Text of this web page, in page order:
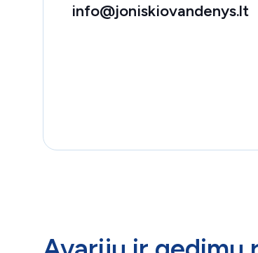
info@joniskiovandenys.lt